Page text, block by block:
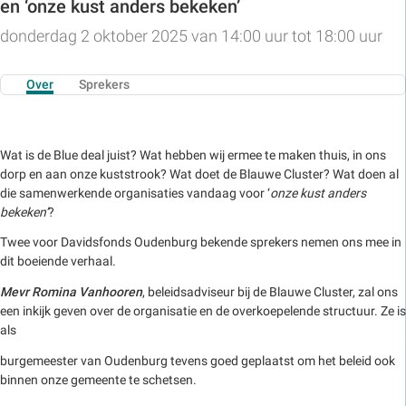
en ‘onze kust anders bekeken’
donderdag 2 oktober 2025 van 14:00 uur tot 18:00 uur
Over Sprekers
Wat is de Blue deal juist? Wat hebben wij ermee te maken thuis, in ons
dorp en aan onze kuststrook? Wat doet de Blauwe Cluster? Wat doen al
die samenwerkende organisaties vandaag voor ‘onze kust anders
bekeken’?
Twee voor Davidsfonds Oudenburg bekende sprekers nemen ons mee in
dit boeiende verhaal.
Mevr Romina Vanhooren, beleidsadviseur bij de Blauwe Cluster, zal ons
een inkijk geven over de organisatie en de overkoepelende structuur. Ze is
als
burgemeester van Oudenburg tevens goed geplaatst om het beleid ook
binnen onze gemeente te schetsen.